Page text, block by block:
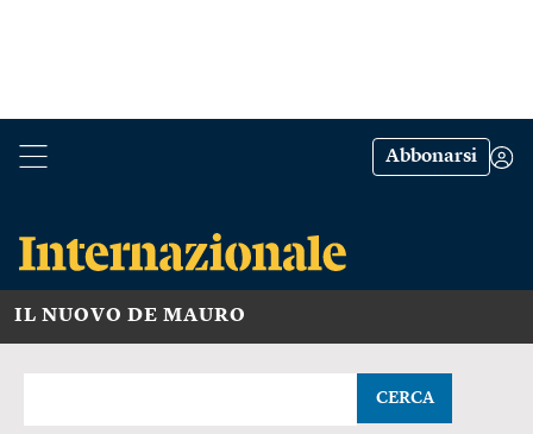
Abbonarsi
IL NUOVO DE MAURO
CERCA